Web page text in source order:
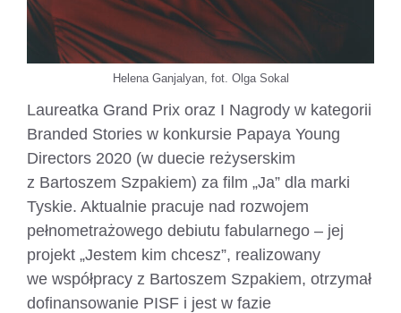
Helena Ganjalyan, fot. Olga Sokal
Laureatka Grand Prix oraz I Nagrody w kategorii
Branded Stories w konkursie Papaya Young
Directors 2020 (w duecie reżyserskim
z Bartoszem Szpakiem) za film „Ja” dla marki
Tyskie. Aktualnie pracuje nad rozwojem
pełnometrażowego debiutu fabularnego – jej
projekt „Jestem kim chcesz”, realizowany
we współpracy z Bartoszem Szpakiem, otrzymał
dofinansowanie PISF i jest w fazie